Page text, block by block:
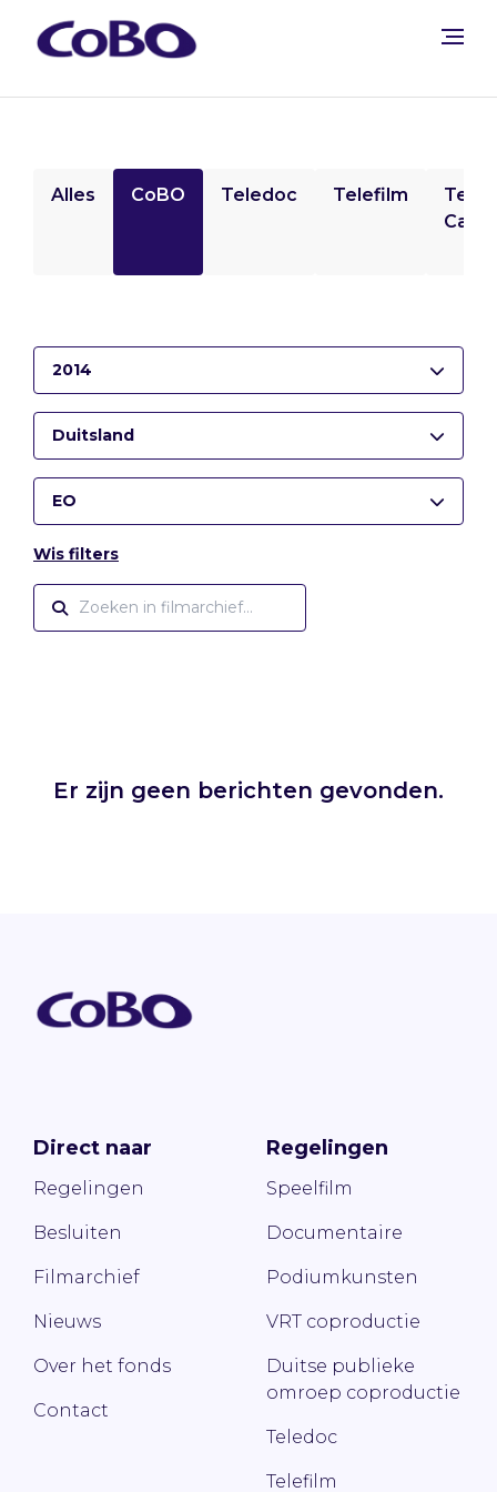
Alles CoBO Teledoc Telefilm
2014
Duitsland
EO
Wis filters
Er zijn geen berichten gevonden.
Direct naar
Regelingen
Besluiten
Filmarchief
Nieuws
Over het fonds
Contact
Regelingen
Speelfilm
Documentaire
Podiumkunsten
VRT coproductie
Duitse publieke
omroep coproductie
Teledoc
Telefilm